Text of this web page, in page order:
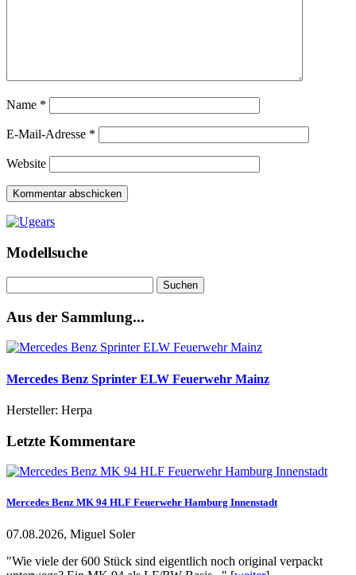
Name *
E-Mail-Adresse *
Website
Modellsuche
nach:
Aus der Sammlung...
Mercedes Benz Sprinter ELW Feuerwehr Mainz
Hersteller: Herpa
Letzte Kommentare
Mercedes Benz MK 94 HLF Feuerwehr Hamburg Innenstadt
07.08.2026, Miguel Soler
"Wie viele der 600 Stück sind eigentlich noch original verpackt